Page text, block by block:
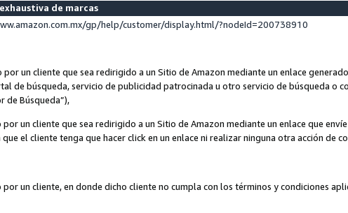
de marcas
gp/help/customer/display.html/?nodeId=200738910
un cliente que sea redirigido a un Sitio de Amazon mediante un enlace
de búsqueda, servicio de publicidad patrocinada u otro servicio de búsqueda o
de Búsqueda”),
un cliente que sea redirigido a un Sitio de Amazon mediante un enlace que
el cliente tenga que hacer click en un enlace ni realizar ninguna otra acción de
un cliente, en donde dicho cliente no cumpla con los términos y condiciones